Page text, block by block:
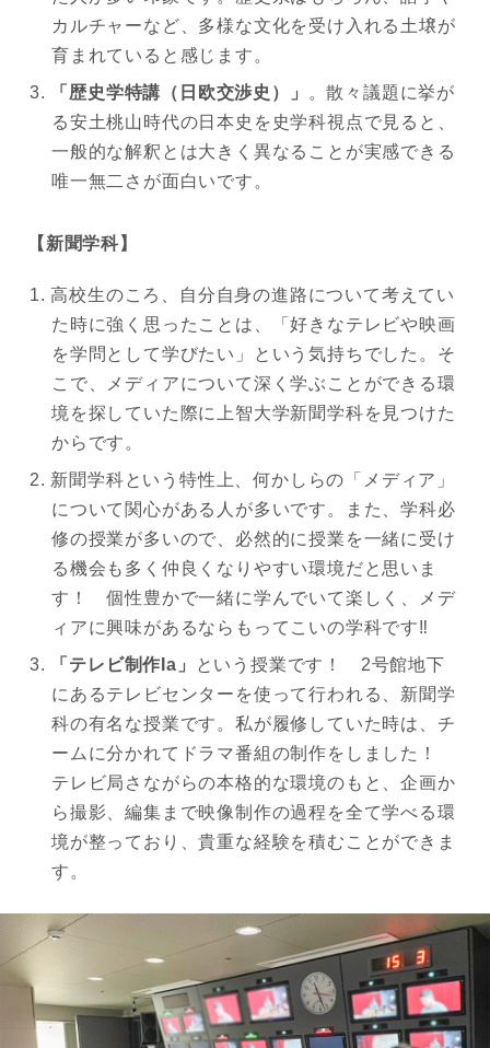
カルチャーなど、多様な文化を受け入れる土壌が
育まれていると感じます。
「歴史学特講（日欧交渉史）」
。散々議題に挙が
る安土桃山時代の日本史を史学科視点で見ると、
一般的な解釈とは大きく異なることが実感できる
唯一無二さが面白いです。
【新聞学科】
高校生のころ、自分自身の進路について考えてい
た時に強く思ったことは、「好きなテレビや映画
を学問として学びたい」という気持ちでした。そ
こで、メディアについて深く学ぶことができる環
境を探していた際に上智大学新聞学科を見つけた
からです。
新聞学科という特性上、何かしらの「メディア」
について関心がある人が多いです。また、学科必
修の授業が多いので、必然的に授業を一緒に受け
る機会も多く仲良くなりやすい環境だと思いま
す！ 個性豊かで一緒に学んでいて楽しく、メデ
ィアに興味があるならもってこいの学科です‼︎
「テレビ制作Ia」
という授業です！ 2号館地下
にあるテレビセンターを使って行われる、新聞学
科の有名な授業です。私が履修していた時は、チ
ームに分かれてドラマ番組の制作をしました！
テレビ局さながらの本格的な環境のもと、企画か
ら撮影、編集まで映像制作の過程を全て学べる環
境が整っており、貴重な経験を積むことができま
す。